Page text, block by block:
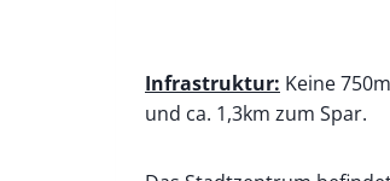
Infrastruktur: Keine
und ca. 1,3km zum Spar.